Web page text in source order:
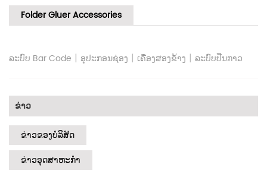
Folder Gluer Accessories
ລະບົບ Bar Code | ອຸປະກອນຊ່ອງ | ເຄື່ອງສອງຂ້າງ | ລະບົບປືນກາວ
ຂ່າວ
ຂ່າວຂອງບໍລິສັດ
ຂ່າວອຸດສາຫະກໍາ